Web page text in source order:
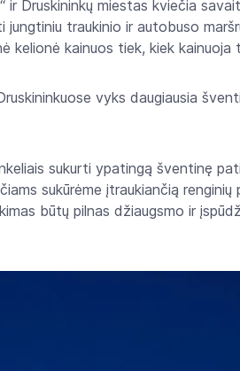
ir Druskininkų miestas kviečia
traukinio ir autobuso
kelionė kainuos tiek, kiek
vyks daugiausia
sukurti ypatingą šventinę
sukūrėme įtraukiančią renginių
būtų pilnas džiaugsmo ir